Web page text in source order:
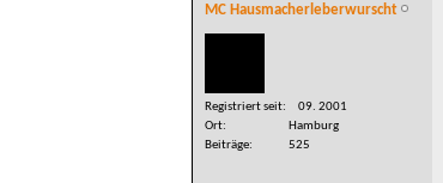
MC Hausmacherleberwurscht
Registriert seit
09. 2001
Ort
Hamburg
Beiträge
525